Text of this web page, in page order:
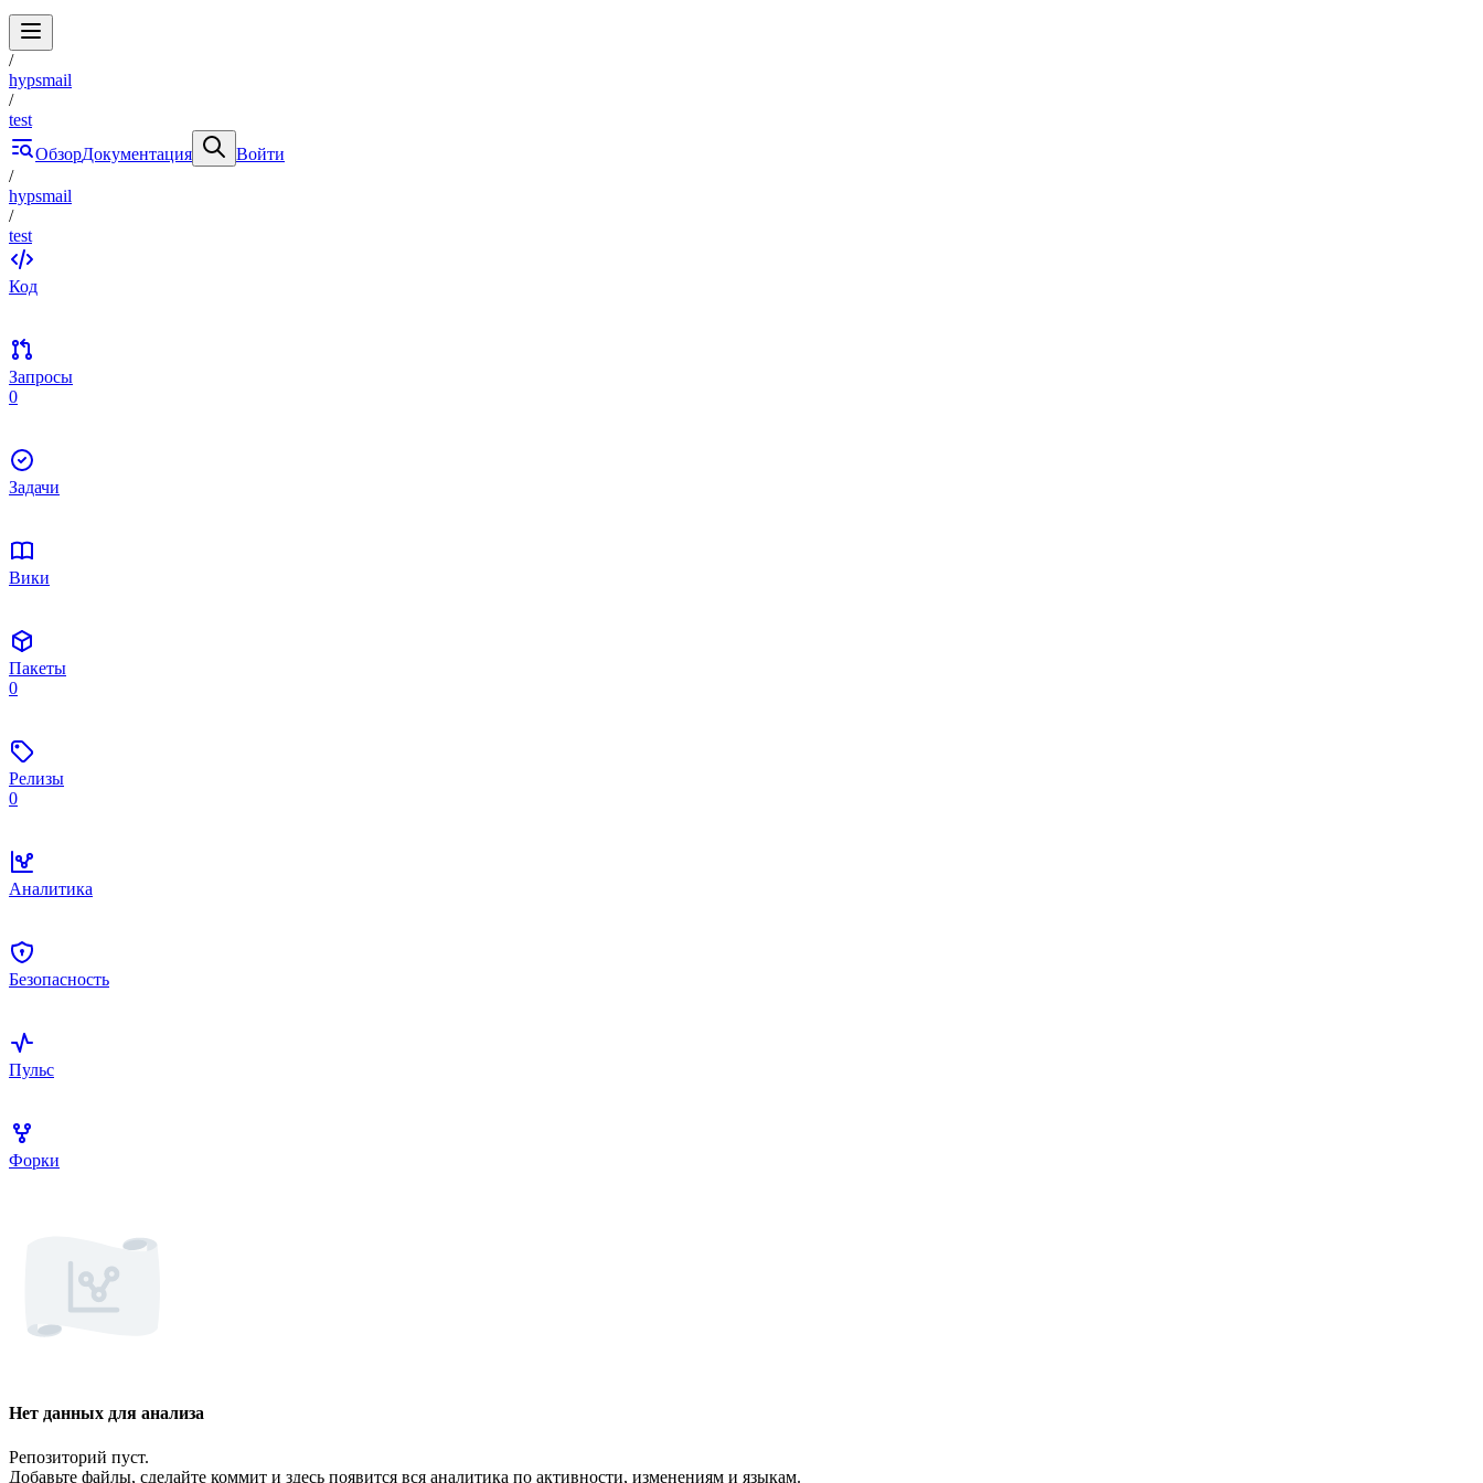
/
hypsmail
/
test
ОбзорДокументация
Войти
/
hypsmail
/
test
Код
Запросы
0
Задачи
Вики
Пакеты
0
Релизы
0
Аналитика
Безопасность
Пульс
Форки
Нет данных для анализа
Репозиторий пуст.
Добавьте файлы, сделайте коммит и здесь появится вся аналитика по активности, изменениям и языкам.